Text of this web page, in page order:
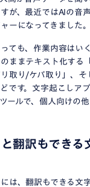
が、最近ではAIの音
ーになってきました。
ても、作業内容はい
ままテキスト化する
取り/ケバ取り」、そ
です。文字起こしア
ールで、個人向けの
翻訳もできる
は、翻訳もできる文